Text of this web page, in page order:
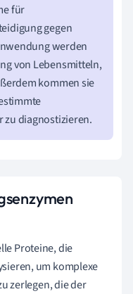
für
gegen
werden
von Lebensmitteln,
kommen sie
zu diagnostizieren.
Proteine, die
um komplexe
zerlegen, die der